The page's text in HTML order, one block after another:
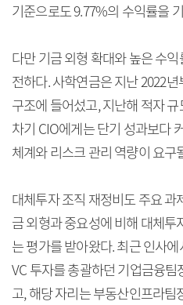
기준으로도 9.77%의 수익률을
다만 기금 외형 확대와 높은 수
전하다. 사학연금은 지난 2022
구조에 들어섰고, 지난해 적자
차기 CIO에게는 단기 성과보다
체계와 리스크 관리 역량이 요구
대체투자 조직 재정비도 주요 과
금 외형과 중요성에 비해 대체
는 평가를 받아왔다. 최근 인사
VC 투자를 총괄하던 기업금융
고, 해당 자리는 부동산인프라팀